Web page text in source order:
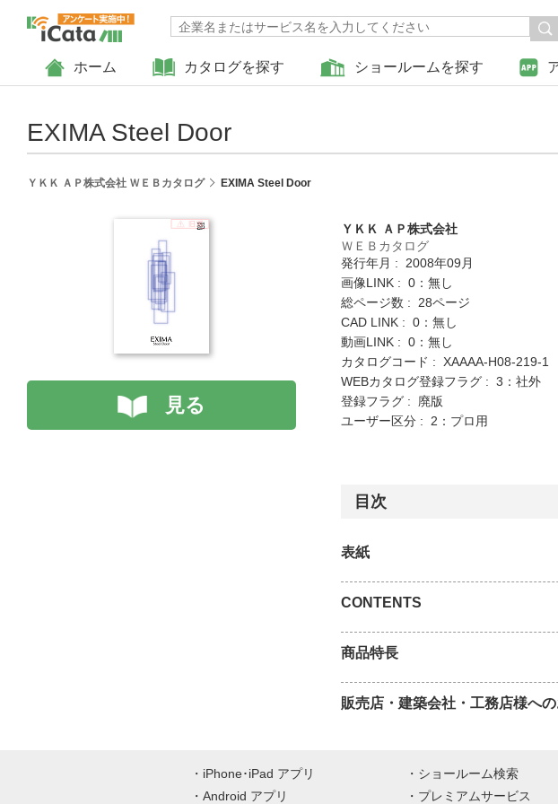
ホーム カタログを探す ショールームを探す
EXIMA Steel Door
ＹＫＫ ＡＰ株式会社 ＷＥＢカタログ EXIMA Steel Door
見る
ＹＫＫ ＡＰ株式会社
ＷＥＢカタログ
発行年月 : 2008年09月
画像LINK : 0：無し
総ページ数 : 28ページ
CAD LINK : 0：無し
動画LINK : 0：無し
カタログコード : XAAAA-H08-219-1
WEBカタログ登録フラグ : 3：社外
登録フラグ : 廃版
ユーザー区分 : 2：プロ用
目次
表紙
CONTENTS
商品特長
販売店・建築会社・工務店様へ
iPhone･iPad アプリ
Android アプリ
ショールーム検索
プレミアムサービス